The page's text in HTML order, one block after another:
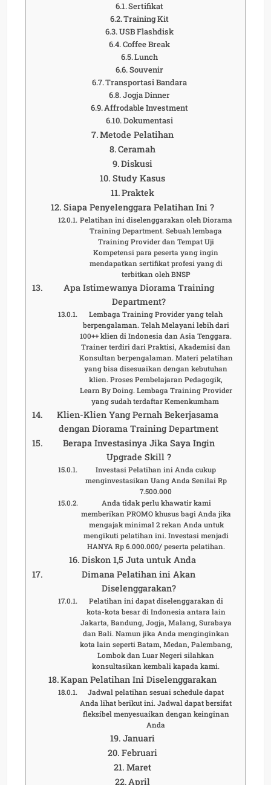
Sertifikat
Training Kit
USB Flashdisk
Coffee Break
Lunch
Souvenir
Transportasi Bandara
Jogja Dinner
Affrodable Investment
Dokumentasi
Metode Pelatihan
Ceramah
Diskusi
Study Kasus
Praktek
Siapa Penyelenggara Pelatihan Ini ?
Pelatihan ini diselenggarakan oleh Diorama
Training Department. Sebuah lembaga
Training Provider dan Tempat Uji
Kompetensi para peserta yang ingin
mendapatkan sertifikat profesi yang di
terbitkan oleh BNSP
Apa Istimewanya Diorama Training
Department?
Lembaga Training Provider yang telah
berpengalaman. Telah Melayani lebih dari
100++ klien di Indonesia dan Asia Tenggara.
Trainer terdiri dari Praktisi, Akademisi dan
Konsultan berpengalaman. Materi pelatihan
yang bisa disesuaikan dengan kebutuhan
klien. Proses Pembelajaran Pedagogik,
Learn By Doing. Lembaga Training Provider
yang sudah terdaftar Kemenkumham
Klien-Klien Yang Pernah Bekerjasama
dengan Diorama Training Department
Berapa Investasinya Jika Saya Ingin
Upgrade Skill ?
Investasi Pelatihan ini Anda cukup
menginvestasikan Uang Anda Senilai Rp
7.500.000
Anda tidak perlu khawatir kami
memberikan PROMO khusus bagi Anda jika
mengajak minimal 2 rekan Anda untuk
mengikuti pelatihan ini. Investasi menjadi
HANYA Rp 6.000.000/ peserta pelatihan.
Diskon 1,5 Juta untuk Anda
Dimana Pelatihan ini Akan
Diselenggarakan?
Pelatihan ini dapat diselenggarakan di
kota-kota besar di Indonesia antara lain
Jakarta, Bandung, Jogja, Malang, Surabaya
dan Bali. Namun jika Anda menginginkan
kota lain seperti Batam, Medan, Palembang,
Lombok dan Luar Negeri silahkan
konsultasikan kembali kapada kami.
Kapan Pelatihan Ini Diselenggarakan
Jadwal pelatihan sesuai schedule dapat
Anda lihat berikut ini. Jadwal dapat bersifat
fleksibel menyesuaikan dengan keinginan
Anda
Januari
Februari
Maret
April